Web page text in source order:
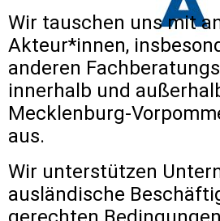
Wir tauschen uns mit
Akteur*innen,
anderen
innerhalb und
Mecklenburg-
aus.
Wir unterstützen
ausländische